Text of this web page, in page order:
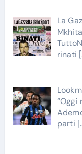
La
rinati
“Oggi
parti